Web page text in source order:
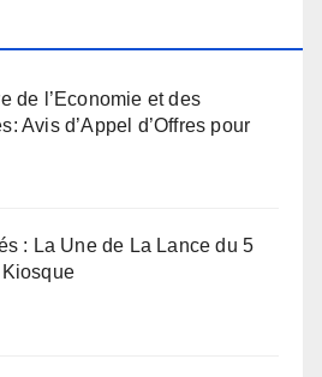
de l’Economie et des
Avis d’Appel d’Offres pour
: La Une de La Lance du 5